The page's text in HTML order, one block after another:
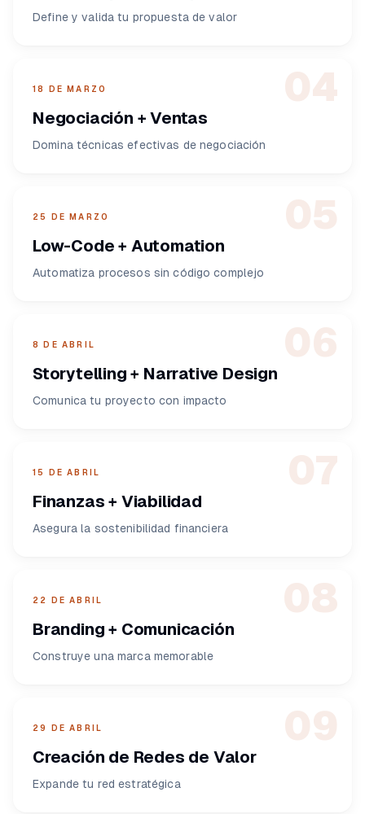
Define y valida tu propuesta de valor
04
18 DE MARZO
Negociación + Ventas
Domina técnicas efectivas de negociación
05
25 DE MARZO
Low-Code + Automation
Automatiza procesos sin código complejo
06
8 DE ABRIL
Storytelling + Narrative Design
Comunica tu proyecto con impacto
07
15 DE ABRIL
Finanzas + Viabilidad
Asegura la sostenibilidad financiera
08
22 DE ABRIL
Branding + Comunicación
Construye una marca memorable
09
29 DE ABRIL
Creación de Redes de Valor
Expande tu red estratégica